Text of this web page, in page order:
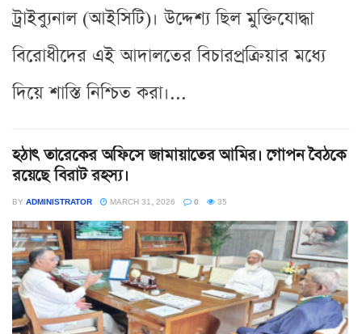
ট্রাইব্যুনাল (আইসিটি)। উদ্দেশ্য ছিল মুক্তিযোদ্ধা
বিরোধীদের এই আদালতের বিচারপ্রক্রিয়ার মধ্যে
দিয়ে শাস্তি নিশ্চিত করা।...
হঠাৎ তারেকের অফিসে জামায়াতের আমির। গোপন বৈঠকে
রয়েছে বিরাট রহস্য।
BY ADMINISTRATOR MARCH 31, 2026 0 35